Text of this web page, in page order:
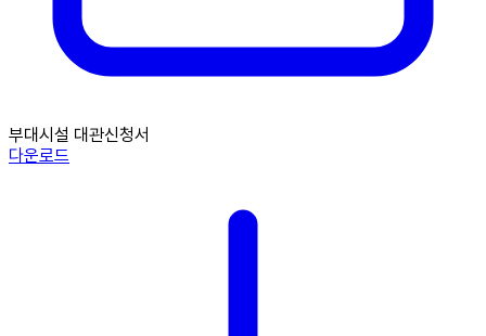
부대시설 대관신청서
다운로드